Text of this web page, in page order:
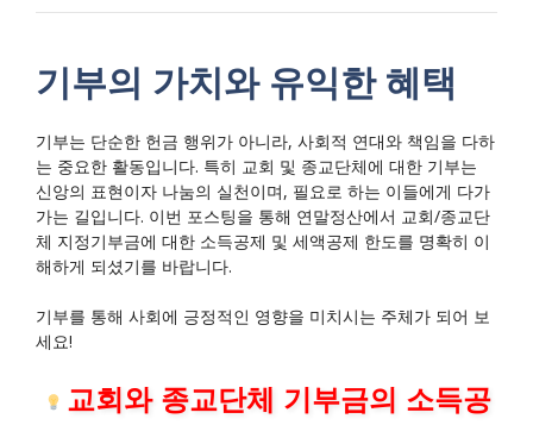
기부의 가치와 유익한 혜택
기부는 단순한 헌금 행위가 아니라, 사회적 연대와 책임을 다하
는 중요한 활동입니다. 특히 교회 및 종교단체에 대한 기부는
신앙의 표현이자 나눔의 실천이며, 필요로 하는 이들에게 다가
가는 길입니다. 이번 포스팅을 통해 연말정산에서 교회/종교단
체 지정기부금에 대한 소득공제 및 세액공제 한도를 명확히 이
해하게 되셨기를 바랍니다.
기부를 통해 사회에 긍정적인 영향을 미치시는 주체가 되어 보
세요!
교회와 종교단체 기부금의 소득공